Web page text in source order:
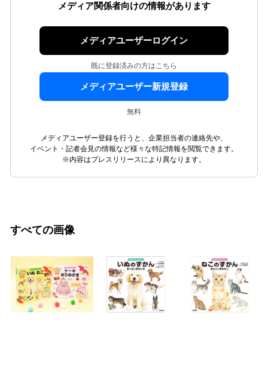
メディア関係者向けの情報があります
メディアユーザーログイン
既に登録済みの方はこちら
メディアユーザー新規登録
無料
メディアユーザー登録を行うと、企業担当者の連絡先や、
イベント・記者会見の情報など様々な特記情報を閲覧できます。
※内容はプレスリリースにより異なります。
すべての画像